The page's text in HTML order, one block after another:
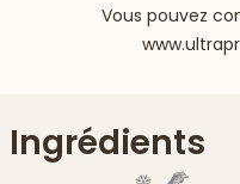
Vous pouvez
Ingrédients